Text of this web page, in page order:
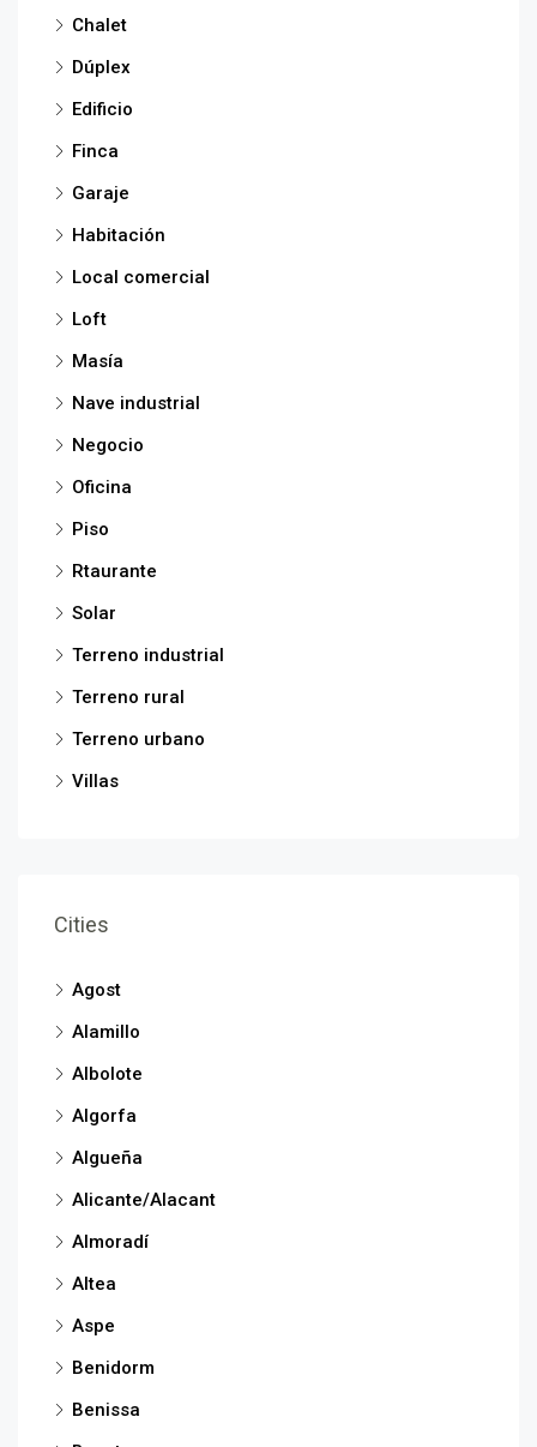
Chalet
Dúplex
Edificio
Finca
Garaje
Habitación
Local comercial
Loft
Masía
Nave industrial
Negocio
Oficina
Piso
Rtaurante
Solar
Terreno industrial
Terreno rural
Terreno urbano
Villas
Cities
Agost
Alamillo
Albolote
Algorfa
Algueña
Alicante/Alacant
Almoradí
Altea
Aspe
Benidorm
Benissa